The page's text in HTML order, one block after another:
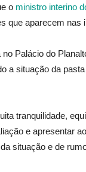
o ministro interino
que aparecem
Palácio do
a situação da
tranquilidade,
e apresentar
situação e de